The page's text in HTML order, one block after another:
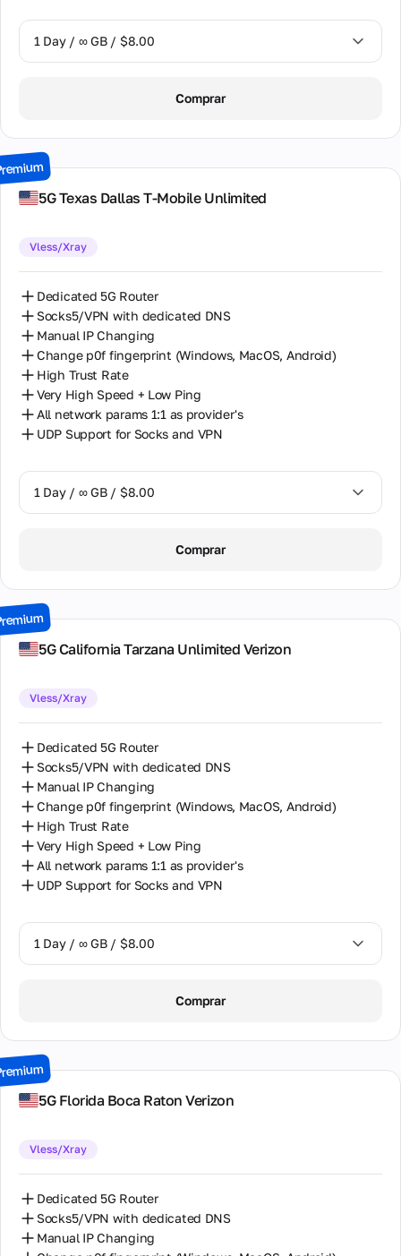
1 Day / ∞ GB / $8.00
3 Days / ∞ GB / $21.00
30 Days / ∞ GB / $162.00
Comprar
5G Texas Dallas T-Mobile Unlimited
Vless/Xray
Dedicated 5G Router
Socks5/VPN with dedicated DNS
Manual IP Changing
Change p0f fingerprint (Windows, MacOS, Android)
High Trust Rate
Very High Speed + Low Ping
All network params 1:1 as provider's
UDP Support for Socks and VPN
1 Day / ∞ GB / $8.00
3 Days / ∞ GB / $21.00
30 Days / ∞ GB / $162.00
Comprar
5G California Tarzana Unlimited Verizon
Vless/Xray
Dedicated 5G Router
Socks5/VPN with dedicated DNS
Manual IP Changing
Change p0f fingerprint (Windows, MacOS, Android)
High Trust Rate
Very High Speed + Low Ping
All network params 1:1 as provider's
UDP Support for Socks and VPN
1 Day / ∞ GB / $8.00
3 Days / ∞ GB / $21.00
30 Days / ∞ GB / $162.00
Comprar
5G Florida Boca Raton Verizon
Vless/Xray
Dedicated 5G Router
Socks5/VPN with dedicated DNS
Manual IP Changing